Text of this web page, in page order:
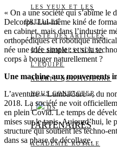
LES YEUX ET LES
OREILLES
LISTE DES ARTICLES
QUI SOMMES-NOUS?
L’ÉQUIPE
ALERTE QUOTIDIENNE
NOUS CONTACTER
I DS
PARTENAIRES
ACADÉMIE ROYALE
« On a une société qui s’abîme le
Delcorps. Lui-même kiné de
en cabinet, mais dans l’industrie
orthopédiques et robotique
née une idée simple : et si la
corps à bouger naturellement ?
Une machine aux mouvements
L’aventure « LumbaCure », du
2018. La société ne voit
en plein Covid. Le temps de
mises sur le tapis. Aujourd’hui, le
structure qui soutient les techno-
dans sa phase de décollage.